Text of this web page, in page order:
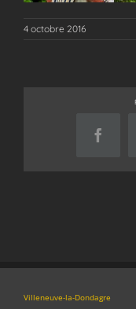
4 octobre 2016
Villeneuve-la-Dondagre